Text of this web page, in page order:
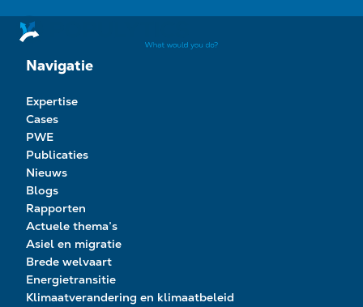
Navigatie
Expertise
Cases
PWE
Publicaties
Nieuws
Blogs
Rapporten
Actuele thema’s
Asiel en migratie
Brede welvaart
Energietransitie
Klimaatverandering en klimaatbeleid